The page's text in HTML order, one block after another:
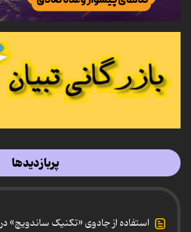
پربازدیدها
استفاده از جادوی «تکنیک ساندویچ»